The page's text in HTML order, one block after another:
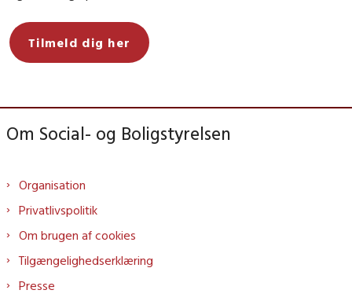
Tilmeld dig her
Om Social- og Boligstyrelsen
Organisation
Privatlivspolitik
Om brugen af cookies
Tilgængelighedserklæring
Presse